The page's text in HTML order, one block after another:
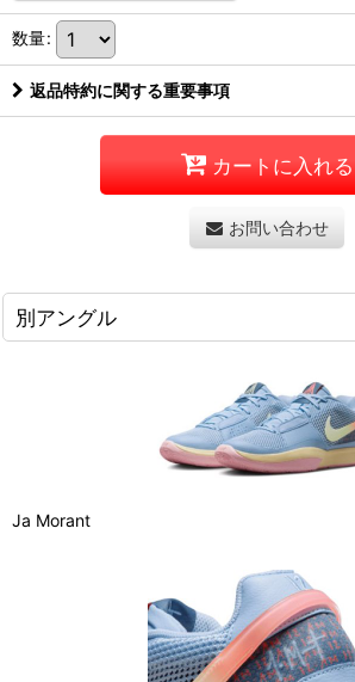
数量:
返品特約に関する重要事項
カートに入れる
お問い合わせ
別アングル
Ja Morant